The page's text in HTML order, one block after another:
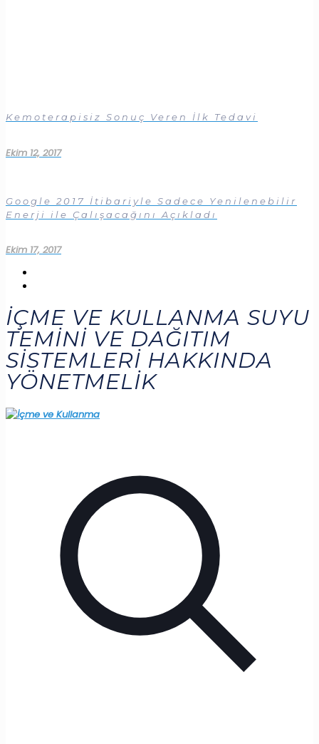
Kemoterapisiz Sonuç Veren İlk Tedavi
Ekim 12, 2017
Google 2017 İtibariyle Sadece Yenilenebilir
Enerji ile Çalışacağını Açıkladı
Ekim 17, 2017
İÇME VE KULLANMA SUYU
TEMİNİ VE DAĞITIM
SİSTEMLERİ HAKKINDA
YÖNETMELİK